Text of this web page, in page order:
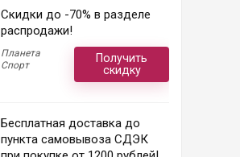
Скидки до -70% в разделе
распродажи!
Планета
Спорт
Получить
скидку
Бесплатная доставка до
пункта самовывоза СДЭК